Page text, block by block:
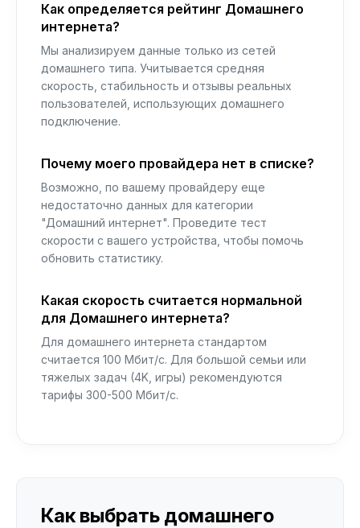
Как определяется рейтинг Домашнего
интернета?
Мы анализируем данные только из сетей
домашнего типа. Учитывается средняя
скорость, стабильность и отзывы реальных
пользователей, использующих домашнего
подключение.
Почему моего провайдера нет в списке?
Возможно, по вашему провайдеру еще
недостаточно данных для категории
"Домашний интернет". Проведите тест
скорости с вашего устройства, чтобы помочь
обновить статистику.
Какая скорость считается нормальной
для Домашнего интернета?
Для домашнего интернета стандартом
считается 100 Мбит/с. Для большой семьи или
тяжелых задач (4K, игры) рекомендуются
тарифы 300-500 Мбит/с.
Как выбрать домашнего